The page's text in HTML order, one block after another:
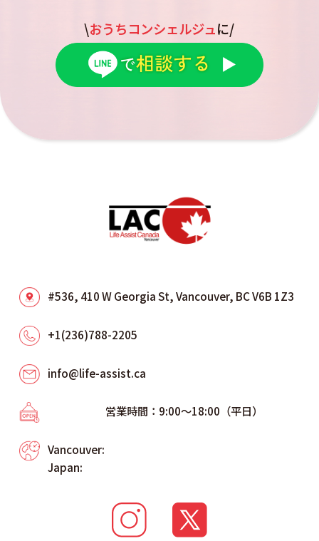
\おうちコンシェルジュに/
#536, 410 W Georgia St, Vancouver, BC V6B 1Z3
+1(236)788-2205
info@life-assist.ca
営業時間：9:00～18:00（平日）
Vancouver:
Japan: